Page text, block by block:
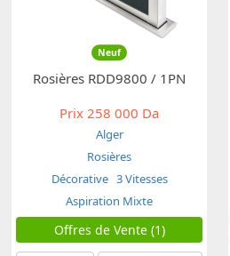
Neuf
Rosières RDD9800 / 1PN
Prix 258 000 Da
Alger
Rosières
Décorative 3 Vitesses
Aspiration Mixte
Offres de Vente (1)